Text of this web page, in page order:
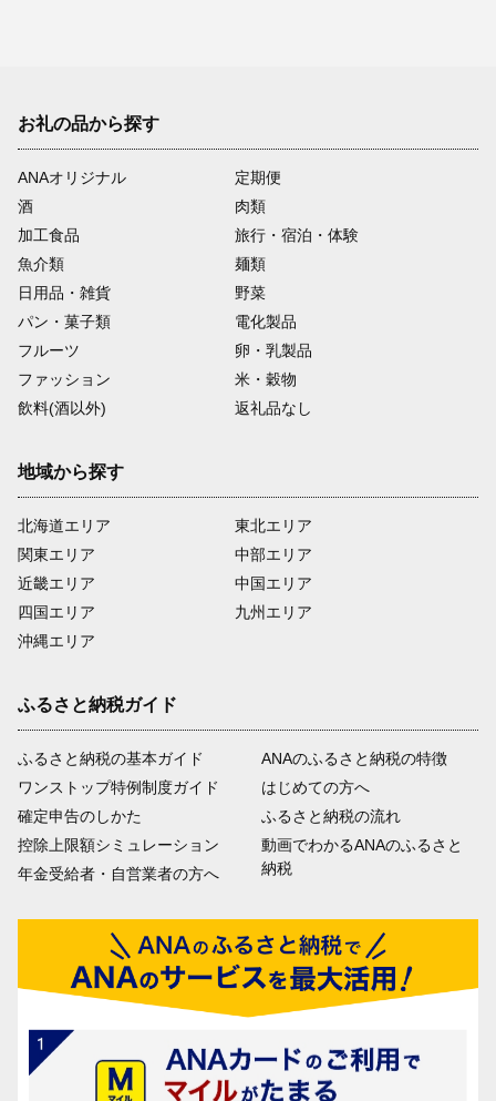
お礼の品から探す
ANAオリジナル
定期便
酒
肉類
加工食品
旅行・宿泊・体験
魚介類
麺類
日用品・雑貨
野菜
パン・菓子類
電化製品
フルーツ
卵・乳製品
ファッション
米・穀物
飲料(酒以外)
返礼品なし
地域から探す
北海道エリア
関東エリア
近畿エリア
四国エリア
沖縄エリア
東北エリア
中部エリア
中国エリア
九州エリア
ふるさと納税ガイド
ふるさと納税の基本ガイド
ワンストップ特例制度ガイド
確定申告のしかた
控除上限額シミュレーション
年金受給者・自営業者の方へ
ANAのふるさと納税の特徴
はじめての方へ
ふるさと納税の流れ
動画でわかるANAのふるさと
納税